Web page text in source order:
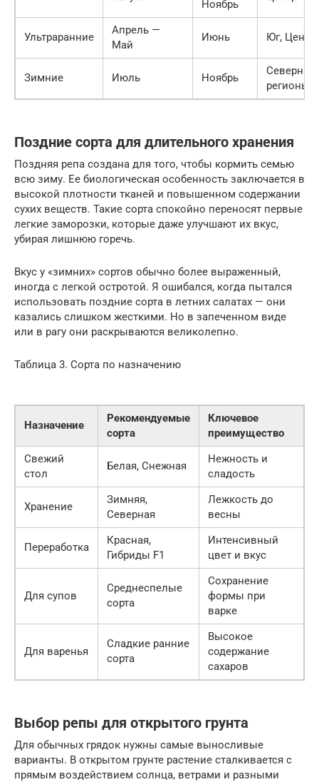
Ноябрь
Ультраранние
Апрель —
Май
Июнь Юг, Центр
Зимние Июль Ноябрь
Северные
регионы
Поздние сорта для длительного хранения
Поздняя репа создана для того, чтобы кормить семью
всю зиму. Ее биологическая особенность заключается в
высокой плотности тканей и повышенном содержании
сухих веществ. Такие сорта спокойно переносят первые
легкие заморозки, которые даже улучшают их вкус,
убирая лишнюю горечь.
Вкус у «зимних» сортов обычно более выраженный,
иногда с легкой остротой. Я ошибался, когда пытался
использовать поздние сорта в летних салатах — они
казались слишком жесткими. Но в запеченном виде
или в рагу они раскрываются великолепно.
Таблица 3. Сорта по назначению
Назначение
Рекомендуемые
сорта
Ключевое
преимущество
Свежий
стол
Белая, Снежная
Нежность и
сладость
Хранение
Зимняя,
Северная
Лежкость до
весны
Переработка
Красная,
Гибриды F1
Интенсивный
цвет и вкус
Для супов
Среднеспелые
сорта
Сохранение
формы при
варке
Для варенья
Сладкие ранние
сорта
Высокое
содержание
сахаров
Выбор репы для открытого грунта
Для обычных грядок нужны самые выносливые
варианты. В открытом грунте растение сталкивается с
прямым воздействием солнца, ветрами и разными